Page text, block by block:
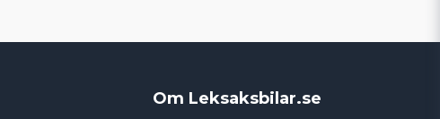
Om Leksaksbilar.se